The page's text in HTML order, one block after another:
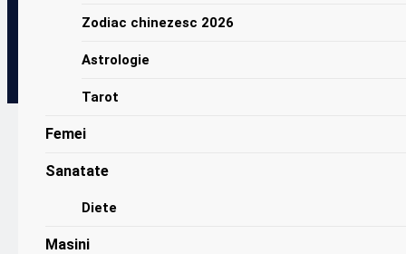
Zodiac chinezesc 2026
Astrologie
Tarot
Femei
Sanatate
Diete
Masini
Atentie
Sagetatori! Aveti
persoane false in